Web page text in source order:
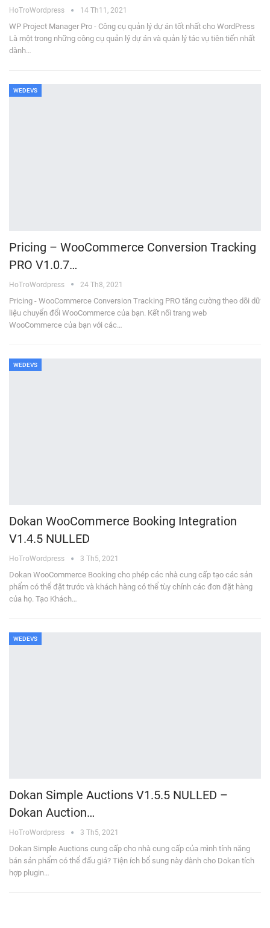
HoTroWordpress 14 Th11, 2021
WP Project Manager Pro - Công cụ quản lý dự án tốt nhất cho WordPress
Là một trong những công cụ quản lý dự án và quản lý tác vụ tiên tiến nhất
dành…
WEDEVS
Pricing – WooCommerce Conversion Tracking
PRO V1.0.7…
HoTroWordpress 24 Th8, 2021
Pricing - WooCommerce Conversion Tracking PRO tăng cường theo dõi dữ
liệu chuyển đổi WooCommerce của bạn. Kết nối trang web
WooCommerce của bạn với các…
WEDEVS
Dokan WooCommerce Booking Integration
V1.4.5 NULLED
HoTroWordpress 3 Th5, 2021
Dokan WooCommerce Booking cho phép các nhà cung cấp tạo các sản
phẩm có thể đặt trước và khách hàng có thể tùy chỉnh các đơn đặt hàng
của họ. Tạo Khách…
WEDEVS
Dokan Simple Auctions V1.5.5 NULLED –
Dokan Auction…
HoTroWordpress 3 Th5, 2021
Dokan Simple Auctions cung cấp cho nhà cung cấp của mình tính năng
bán sản phẩm có thể đấu giá? Tiện ích bổ sung này dành cho Dokan tích
hợp plugin…